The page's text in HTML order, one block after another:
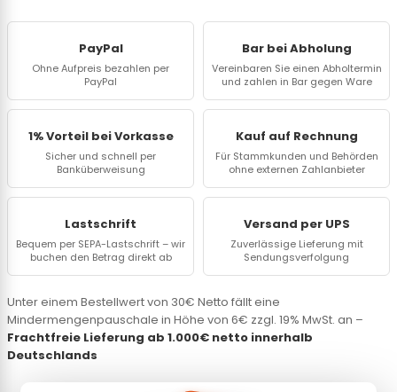
PayPal
Ohne Aufpreis bezahlen per
PayPal
Bar bei Abholung
Vereinbaren Sie einen Abholtermin
und zahlen in Bar gegen Ware
1% Vorteil bei Vorkasse
Sicher und schnell per
Banküberweisung
Kauf auf Rechnung
Für Stammkunden und Behörden
ohne externen Zahlanbieter
Lastschrift
Bequem per SEPA-Lastschrift – wir
buchen den Betrag direkt ab
Versand per UPS
Zuverlässige Lieferung mit
Sendungsverfolgung
Unter einem Bestellwert von 30€ Netto fällt eine
Mindermengenpauschale in Höhe von 6€ zzgl. 19% MwSt. an –
Frachtfreie Lieferung ab 1.000€ netto innerhalb
Deutschlands